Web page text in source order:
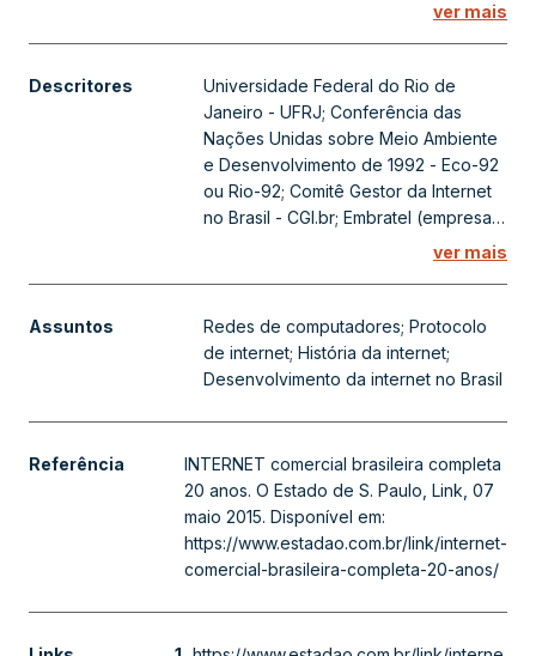
ver mais
Descritores
Universidade Federal do Rio de
Janeiro - UFRJ; Conferência das
Nações Unidas sobre Meio Ambiente
e Desenvolvimento de 1992 - Eco-92
ou Rio-92; Comitê Gestor da Internet
no Brasil - CGI.br; Embratel (empresa);
Laboratório Nacional de Computação
(Estados Unidos); University of
California, San Diego - UCSD (Estados
Unidos)
ver mais
Assuntos
Redes de computadores; Protocolo
de internet; História da internet;
Desenvolvimento da internet no Brasil
Referência
INTERNET comercial brasileira completa
20 anos. O Estado de S. Paulo, Link, 07
maio 2015. Disponível em:
https://www.estadao.com.br/link/internet-
comercial-brasileira-completa-20-anos/